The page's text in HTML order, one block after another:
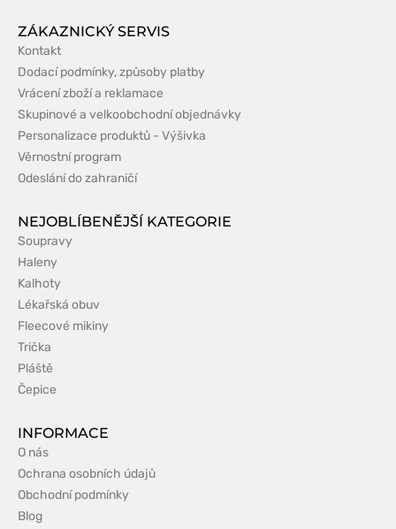
ZÁKAZNICKÝ SERVIS
Kontakt
Dodací podmínky, způsoby platby
Vrácení zboží a reklamace
Skupinové a velkoobchodní objednávky
Personalizace produktů - Výšivka
Věrnostní program
Odeslání do zahraničí
NEJOBLÍBENĚJŠÍ KATEGORIE
Soupravy
Haleny
Kalhoty
Lékařská obuv
Fleecové mikiny
Trička
Pláště
Čepice
INFORMACE
O nás
Ochrana osobních údajů
Obchodní podmínky
Blog